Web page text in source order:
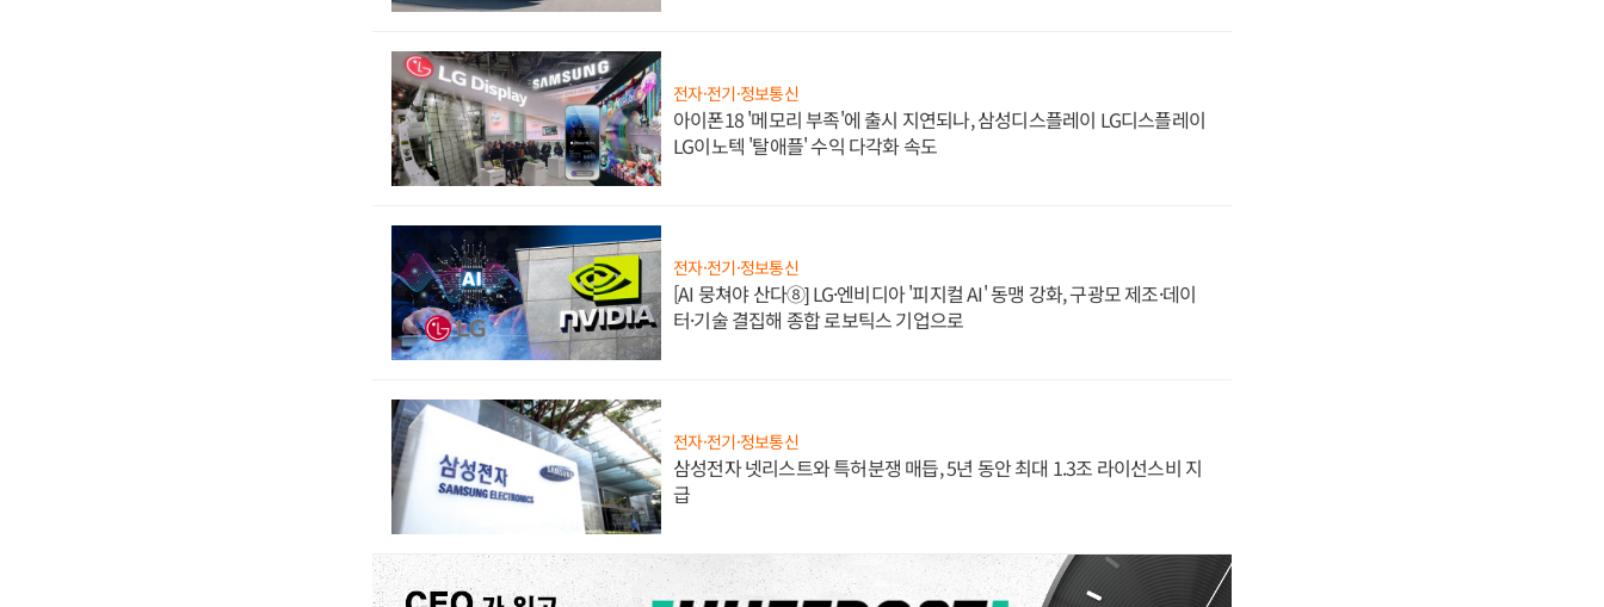
전자·전기·정보통신
아이폰18 '메모리 부족'에 출시 지연되나, 삼성디스플레이 LG디스플레이
LG이노텍 '탈애플' 수익 다각화 속도
전자·전기·정보통신
[AI 뭉쳐야 산다⑧] LG·엔비디아 '피지컬 AI' 동맹 강화, 구광모 제조·데이
터·기술 결집해 종합 로보틱스 기업으로
전자·전기·정보통신
삼성전자 넷리스트와 특허분쟁 매듭, 5년 동안 최대 1.3조 라이선스비 지
급